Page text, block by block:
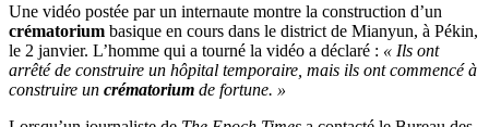
Une vidéo postée par un internaute montre la construction d’un
crématorium basique en cours dans le district de Mianyun, à Pékin,
le 2 janvier. L’homme qui a tourné la vidéo a déclaré : « Ils ont
arrêté de construire un hôpital temporaire, mais ils ont commencé à
construire un crématorium de fortune. »